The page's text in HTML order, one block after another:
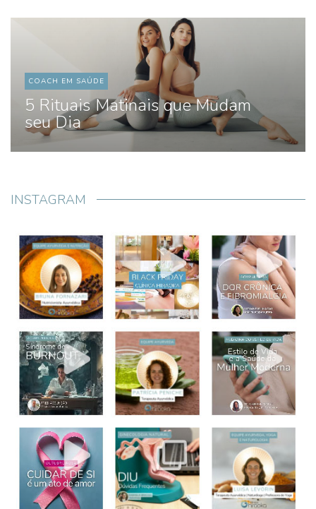
COACH EM SAÚDE
5 Rituais Matinais que Mudam
seu Dia
INSTAGRAM